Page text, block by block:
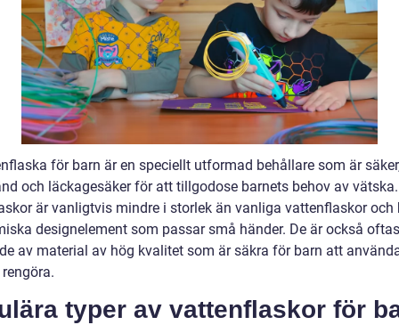
för barn är en speciellt utformad behållare som är
och läckagesäker för att tillgodose barnets behov av
är vanligtvis mindre i storlek än vanliga vattenflaskor och
designelement som passar små händer. De är också
av material av hög kvalitet som är säkra för barn att
typer av vattenflaskor för